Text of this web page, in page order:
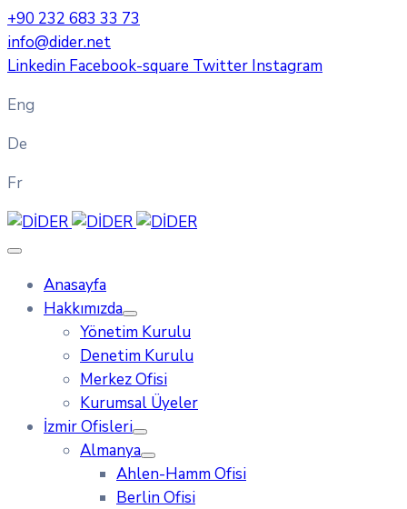
+90 232 683 33 73
info@dider.net
Linkedin Facebook-square Twitter Instagram
Eng
De
Fr
Anasayfa
Hakkımızda
Yönetim Kurulu
Denetim Kurulu
Merkez Ofisi
Kurumsal Üyeler
İzmir Ofisleri
Almanya
Ahlen-Hamm Ofisi
Berlin Ofisi